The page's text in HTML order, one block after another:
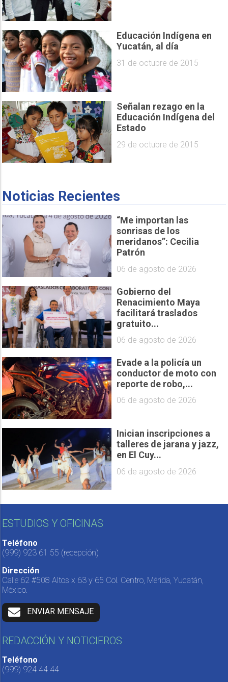
Educación Indígena en
Yucatán, al día
31 de octubre de 2015
Señalan rezago en la
Educación Indígena del
Estado
29 de octubre de 2015
Noticias Recientes
“Me importan las
sonrisas de los
meridanos”: Cecilia
Patrón
06 de agosto de 2026
Gobierno del
Renacimiento Maya
facilitará traslados
gratuito...
06 de agosto de 2026
Evade a la policía un
conductor de moto con
reporte de robo,...
06 de agosto de 2026
Inician inscripciones a
talleres de jarana y jazz,
en El Cuy...
06 de agosto de 2026
ESTUDIOS Y OFICINAS
Teléfono
(999) 923 61 55 (recepción)
Dirección
Calle 62 #508 Altos x 63 y 65 Col. Centro, Mérida, Yucatán,
México.
ENVIAR MENSAJE
REDACCIÓN Y NOTICIEROS
Teléfono
(999) 924 44 44